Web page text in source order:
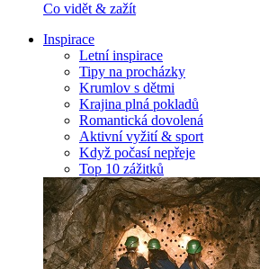
Co vidět & zažít
Inspirace
Letní inspirace
Tipy na procházky
Krumlov s dětmi
Krajina plná pokladů
Romantická dovolená
Aktivní vyžití & sport
Když počasí nepřeje
Top 10 zážitků